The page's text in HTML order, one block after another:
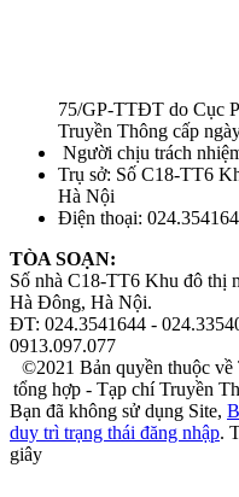
75/GP-TTĐT do Cục
Truyền Thông cấp
Người chịu trách
Trụ sở: Số C18-TT6
Hà Nội
Điện thoại:
TÒA SOẠN:
Số nhà C18-TT6 Khu đô thị
Hà Đông, Hà Nội.
ĐT: 024.3541644 -
0913.097.077
©2021 Bản quyền thuộc về
tổng hợp - Tạp chí Truyền
Bạn đã không sử dụng Site,
duy trì trạng thái đăng nhập.
giây